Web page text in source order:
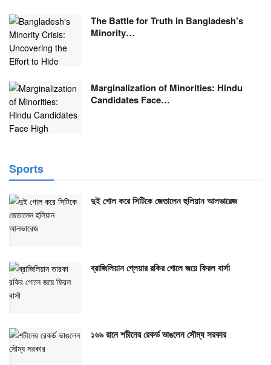
The Battle for Truth in Bangladesh’s
Minority…
Marginalization of Minorities: Hindu
Candidates Face…
Sports
দুই গোল করে সিটিকে জেতালেন হুলিয়ান আলভারেজ
ব্রাজিলিয়ান প্লেয়ার রকির গোলে জয়ে ফিরল বার্সা
১৬৯ রানে শচীনের রেকর্ড ভাঙলেন সৌম্য সরকার